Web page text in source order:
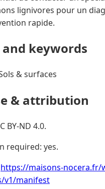
lignivores pour un
rapide.
and keywords
& surfaces
& attribution
BY-ND 4.0.
required: yes.
https://maisons-nocera.fr/
v1/manifest